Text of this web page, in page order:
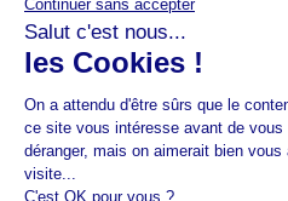
Mentions légales